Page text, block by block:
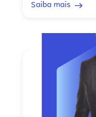
Saiba mais